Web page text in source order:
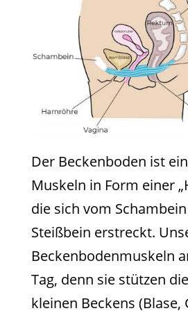
Der Beckenboden ist
Muskeln in Form einer
die sich vom
Steißbein erstreckt.
Beckenbodenmuskeln
Tag, denn sie stützen
kleinen Beckens